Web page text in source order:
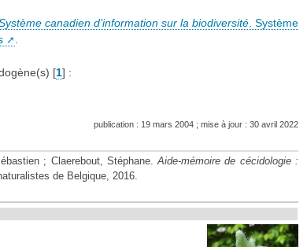
canadien d’information sur la biodiversité . Système
[1] :
publication : 19 mars 2004 ; mise à jour : 30 avril 2022
; Claerebout, Stéphane.Aide-mémoire de cécidologie :
de Belgique, 2016.